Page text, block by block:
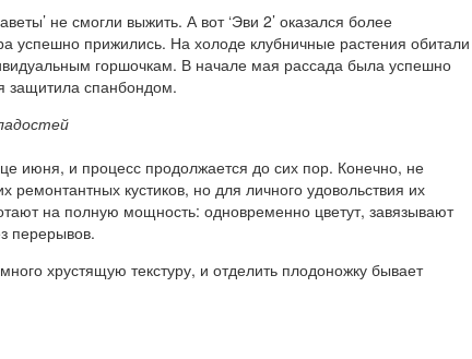
не смогли выжить. А вот ‘Эви 2’ оказался более
успешно прижились. На холоде клубничные растения обитали
горшочкам. В начале мая рассада была успешно
защитила спанбондом.
июня, и процесс продолжается до сих пор. Конечно, не
ремонтантных кустиков, но для личного удовольствия их
на полную мощность: одновременно цветут, завязывают
перерывов.
хрустящую текстуру, и отделить плодоножку бывает